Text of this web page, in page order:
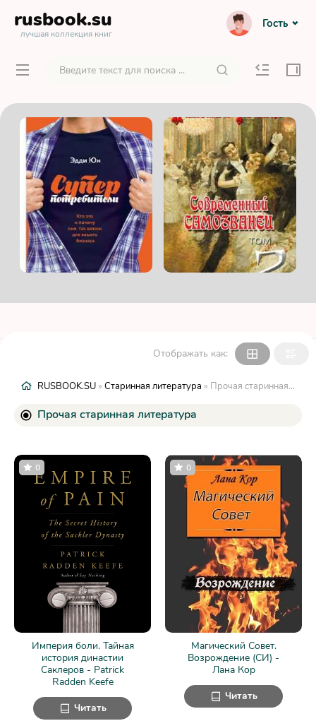
rusbook.su
лучшая коллекция книг
Гость
Отображать как:
RUSBOOK.SU » Старинная литература » Прочая старинная литература
Прочая старинная литература
Империя боли. Тайная
история династии
Саклеров - Patrick
Radden Keefe
0
Читать
Магический Совет.
Возрождение (СИ) -
Лана Кор
0
Читать